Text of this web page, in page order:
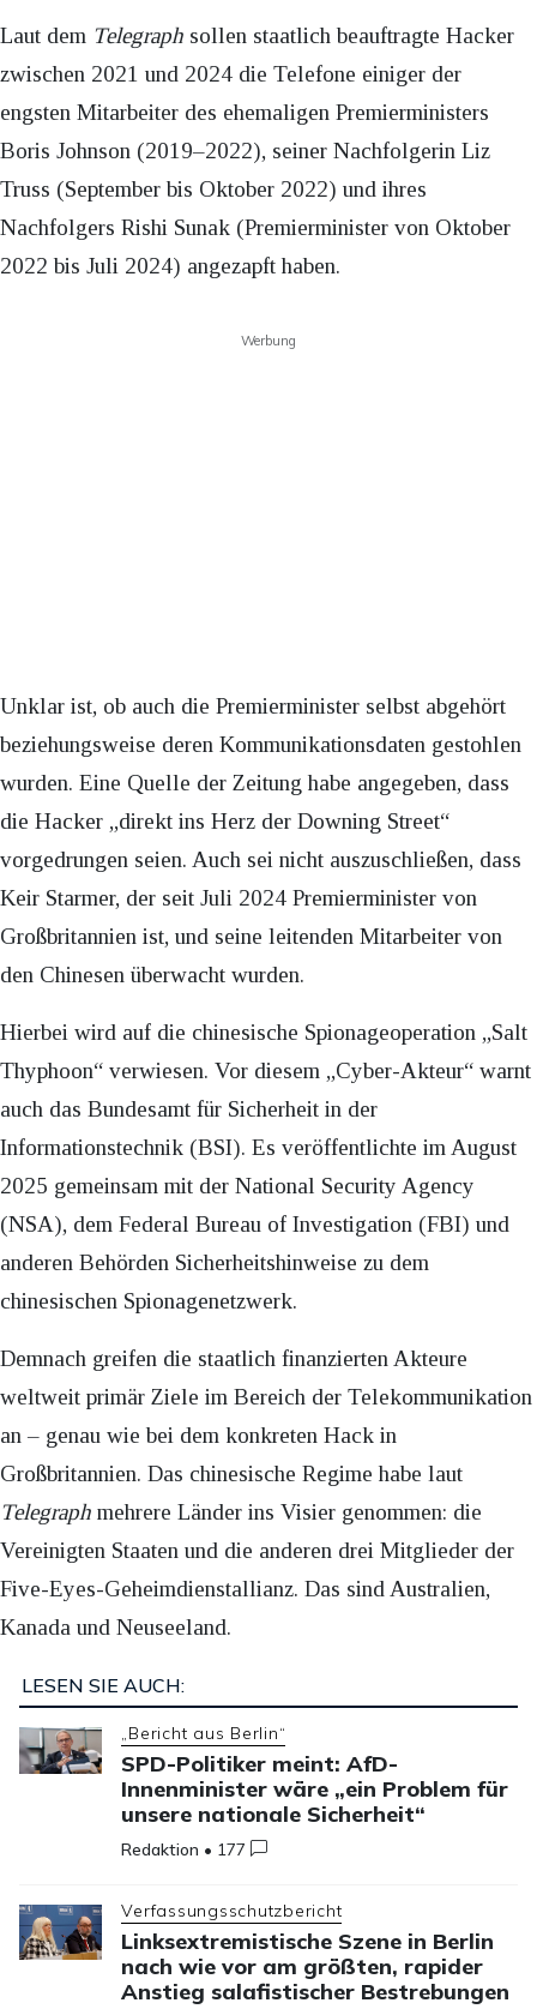
Laut dem Telegraph sollen staatlich beauftragte Hacker
zwischen 2021 und 2024 die Telefone einiger der
engsten Mitarbeiter des ehemaligen Premierministers
Boris Johnson (2019–2022), seiner Nachfolgerin Liz
Truss (September bis Oktober 2022) und ihres
Nachfolgers Rishi Sunak (Premierminister von Oktober
2022 bis Juli 2024) angezapft haben.
Werbung
Unklar ist, ob auch die Premierminister selbst abgehört
beziehungsweise deren Kommunikationsdaten gestohlen
wurden. Eine Quelle der Zeitung habe angegeben, dass
die Hacker „direkt ins Herz der Downing Street“
vorgedrungen seien. Auch sei nicht auszuschließen, dass
Keir Starmer, der seit Juli 2024 Premierminister von
Großbritannien ist, und seine leitenden Mitarbeiter von
den Chinesen überwacht wurden.
Hierbei wird auf die chinesische Spionageoperation „Salt
Thyphoon“ verwiesen. Vor diesem „Cyber-Akteur“ warnt
auch das Bundesamt für Sicherheit in der
Informationstechnik (BSI). Es veröffentlichte im August
2025 gemeinsam mit der National Security Agency
(NSA), dem Federal Bureau of Investigation (FBI) und
anderen Behörden Sicherheitshinweise zu dem
chinesischen Spionagenetzwerk.
Demnach greifen die staatlich finanzierten Akteure
weltweit primär Ziele im Bereich der Telekommunikation
an – genau wie bei dem konkreten Hack in
Großbritannien. Das chinesische Regime habe laut
Telegraph mehrere Länder ins Visier genommen: die
Vereinigten Staaten und die anderen drei Mitglieder der
Five-Eyes-Geheimdienstallianz. Das sind Australien,
Kanada und Neuseeland.
LESEN SIE AUCH:
„Bericht aus Berlin“
SPD-Politiker meint: AfD-
Innenminister wäre „ein Problem für
unsere nationale Sicherheit“
Redaktion • 177
Verfassungsschutzbericht
Linksextremistische Szene in Berlin
nach wie vor am größten, rapider
Anstieg salafistischer Bestrebungen